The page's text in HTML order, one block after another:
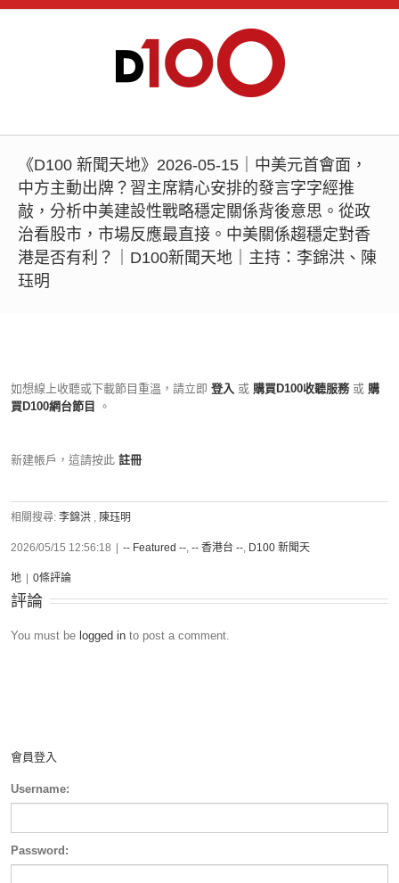
《D100 新聞天地》2026-05-15｜中美元首會面，
中方主動出牌？習主席精心安排的發言字字經推
敲，分析中美建設性戰略穩定關係背後意思。從政
治看股市，市場反應最直接。中美關係趨穩定對香
港是否有利？｜D100新聞天地｜主持：李錦洪、陳
珏明
如想線上收聽或下載節目重溫，請立即 登入 或 購買D100收聽服務 或 購
買D100網台節目
。
新建帳戶，這請按此 註冊
相關搜尋: 李錦洪 , 陳珏明
2026/05/15 12:56:18 -- Featured --, -- 香港台 --, D100 新聞天
地 0條評論
評論
You must be logged in to post a comment.
會員登入
Username:
Password: